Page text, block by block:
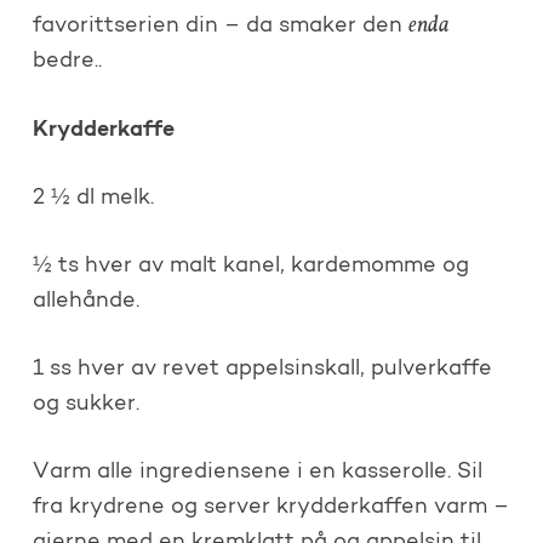
favorittserien din – da smaker den enda
bedre..
Krydderkaffe
2 ½ dl melk.
½ ts hver av malt kanel, kardemomme og
allehånde.
1 ss hver av revet appelsinskall, pulverkaffe
og sukker.
Varm alle ingrediensene i en kasserolle. Sil
fra krydrene og server krydderkaffen varm –